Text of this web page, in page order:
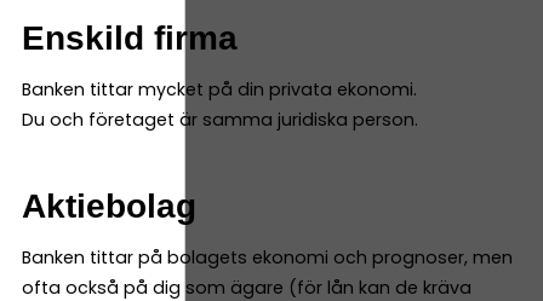
Enskild firma
Banken tittar mycket på din privata ekonomi.
Du och företaget är samma juridiska person.
Aktiebolag
Banken tittar på bolagets ekonomi och prognoser, men
ofta också på dig som ägare (för lån kan de kräva